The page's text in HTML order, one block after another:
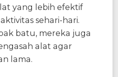
yang lebih efektif
sehari-hari.
batu, mereka juga
alat agar
lama.